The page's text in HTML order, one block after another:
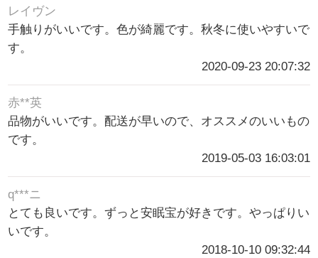
レイヴン
手触りがいいです。色が綺麗です。秋冬に使いやすいで
す。
2020-09-23 20:07:32
赤**英
品物がいいです。配送が早いので、オススメのいいもの
です。
2019-05-03 16:03:01
q***ニ
とても良いです。ずっと安眠宝が好きです。やっぱりい
いです。
2018-10-10 09:32:44